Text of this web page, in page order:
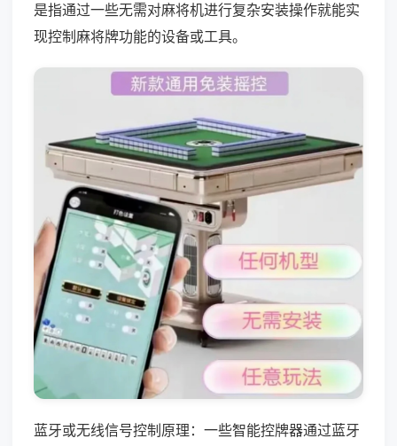
是指通过一些无需对麻将机进行复杂安装操作就能实
现控制麻将牌功能的设备或工具。
蓝牙或无线信号控制原理：一些智能控牌器通过蓝牙